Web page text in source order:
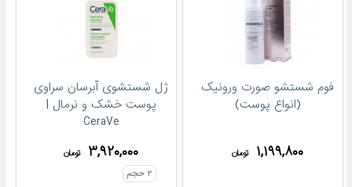
فوم شستشو صورت ورونیک
(انواع پوست)
۱,۱۹۹,۸۰۰ تومان
ژل شستشوی آبرسان سراوی
پوست خشک و نرمال |
CeraVe
۳,۹۲۰,۰۰۰
تومان
۲ حجم